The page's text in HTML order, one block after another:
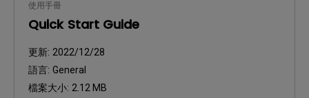
使用手冊
Quick Start Guide
更新: 2022/12/28
語言: General
檔案大小: 2.12 MB